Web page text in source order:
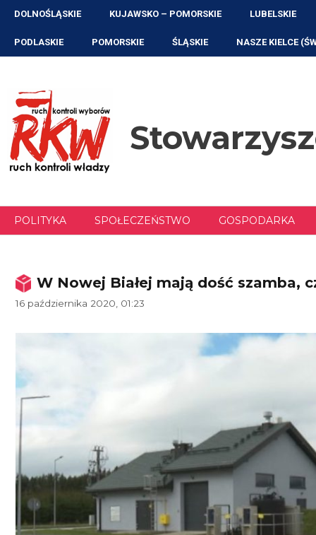
Przejdź
treści
DOLNOŚLĄSKIE KUJAWSKO – POMORSKIE LUBELSKIE
PODLASKIE POMORSKIE ŚLĄSKIE NASZE KIELCE
POLITYKA SPOŁECZEŃSTWO GOSPODARKA
W Nowej Białej mają dość szamba,
16 października 2020, 01:23